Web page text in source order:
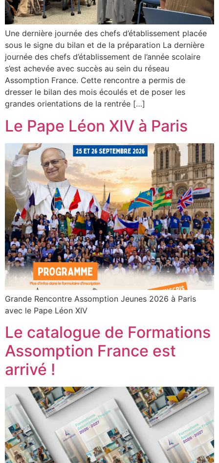
Une dernière journée des chefs d’établissement placée
sous le signe du bilan et de la préparation La dernière
journée des chefs d’établissement de l’année scolaire
s’est achevée avec succès au sein du réseau
Assomption France. Cette rencontre a permis de
dresser le bilan des mois écoulés et de poser les
grandes orientations de la rentrée […]
Le Pape Léon XIV à Paris
Grande Rencontre Assomption Jeunes 2026 à Paris
avec le Pape Léon XIV
Le catalogue de Formations
Assomption France est
arrivé !